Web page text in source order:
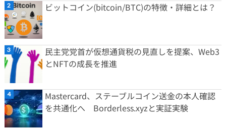
ビットコイン(bitcoin/BTC)の特徴・詳細とは？
民主党党首が仮想通貨税の見直しを提案、Web3
とNFTの成長を推進
Mastercard、ステーブルコイン送金の本人確認
を共通化へ Borderless.xyzと実証実験